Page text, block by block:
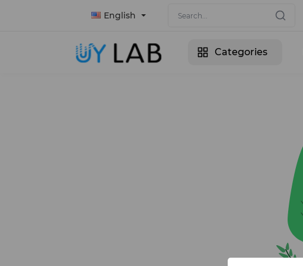
English
Categories